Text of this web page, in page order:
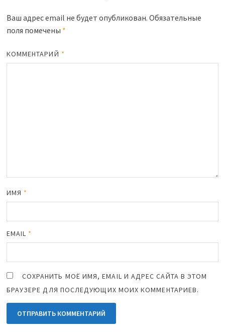
Ваш адрес email не будет опубликован. Обязательные
поля помечены *
КОММЕНТАРИЙ *
ИМЯ *
EMAIL *
СОХРАНИТЬ МОЁ ИМЯ, EMAIL И АДРЕС САЙТА В ЭТОМ
БРАУЗЕРЕ ДЛЯ ПОСЛЕДУЮЩИХ МОИХ КОММЕНТАРИЕВ.